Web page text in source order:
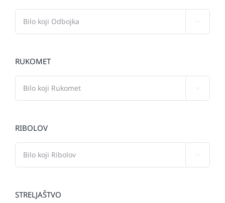
RUKOMET
RIBOLOV
STRELJAŠTVO